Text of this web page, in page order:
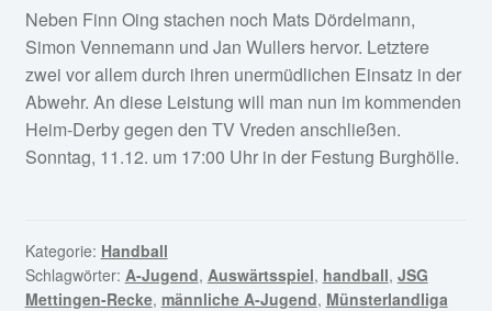
Neben Finn Oing stachen noch Mats Dördelmann,
Simon Vennemann und Jan Wullers hervor. Letztere
zwei vor allem durch ihren unermüdlichen Einsatz in der
Abwehr. An diese Leistung will man nun im kommenden
Heim-Derby gegen den TV Vreden anschließen.
Sonntag, 11.12. um 17:00 Uhr in der Festung Burghölle.
Kategorie: Handball
Schlagwörter: A-Jugend, Auswärtsspiel, handball, JSG
Mettingen-Recke, männliche A-Jugend, Münsterlandliga